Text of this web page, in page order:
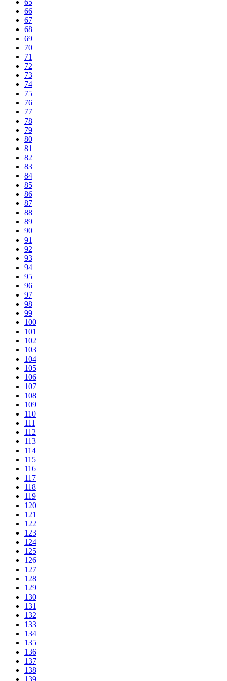
66
67
68
69
70
71
72
73
74
75
76
77
78
79
80
81
82
83
84
85
86
87
88
89
90
91
92
93
94
95
96
97
98
99
100
101
102
103
104
105
106
107
108
109
110
111
112
113
114
115
116
117
118
119
120
121
122
123
124
125
126
127
128
129
130
131
132
133
134
135
136
137
138
139